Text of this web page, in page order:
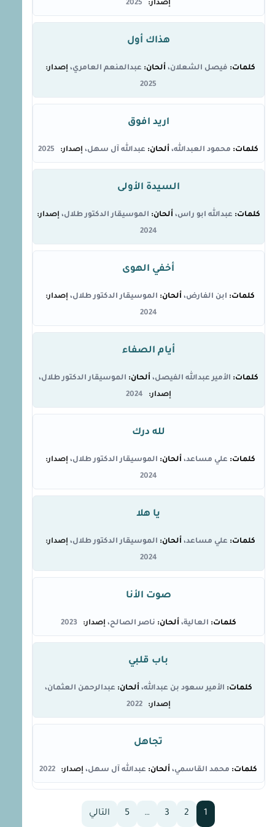
2025
هذاك أول
فيصل الشعلان
عبدالمنعم العامري
2025
اريد افوق
محمود العبدالله عبدالله آل سهل 2025
السيدة الأولى
عبدالله ابو راس
الموسيقار الدكتور طلال
2024
أخفي الهوى
ابن الفارض
الموسيقار الدكتور طلال
2024
أيام الصفاء
الأمير عبدالله الفيصل
الموسيقار الدكتور طلال
2024
لله درك
علي مساعد
الموسيقار الدكتور طلال
2024
يا هلا
علي مساعد
الموسيقار الدكتور طلال
2024
صوت الأنا
العالية ناصر الصالح 2023
باب قلبي
الأمير سعود بن عبدالله
عبدالرحمن العثمان
2022
تجاهل
محمد القاسمي عبدالله آل سهل 2022
1
2
3
…
5 التالي